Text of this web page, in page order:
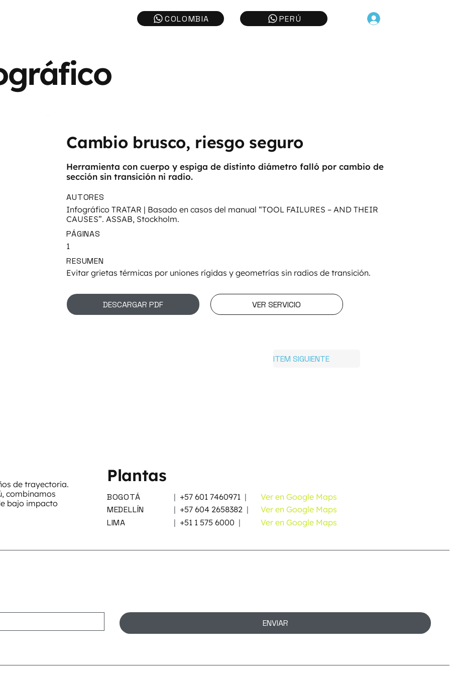
PERÚ
ITEM SIGUIENTE
Cambio brusco, riesgo seguro
Herramienta con cuerpo y espiga de distinto diámetro falló por cambio de
sección sin transición ni radio.
AUTORES
Infográfico TRATAR | Basado en casos del manual “TOOL FAILURES – AND THEIR
CAUSES”. ASSAB, Stockholm.
PÁGINAS
1
RESUMEN
Evitar grietas térmicas por uniones rígidas y geometrías sin radios de transición.
DESCARGAR PDF VER SERVICIO
de trayectoria.
combinamos
bajo impacto
Plantas
BOGOTÁ | +57 601 7460971 | Ver en Google Maps
MEDELLÍN | +57 604 2658382 | Ver en Google Maps
LIMA | +51 1 575 6000 | Ver en Google Maps
ENVIAR